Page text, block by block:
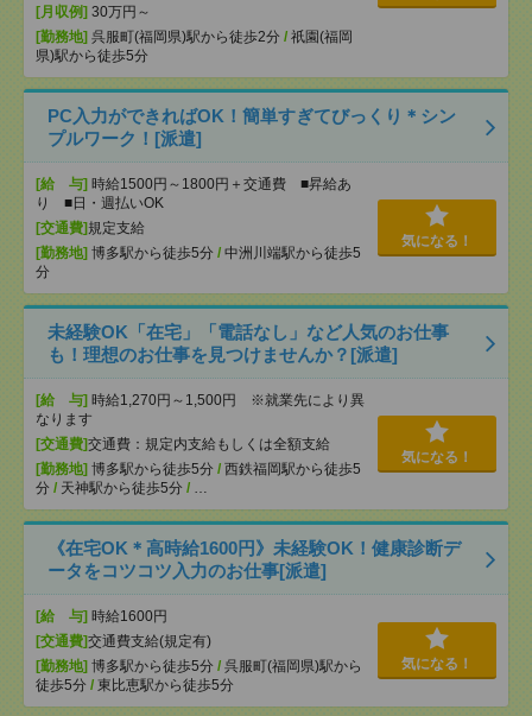
[月収例] 30万円～
[勤務地] 呉服町(福岡県)駅から徒歩2分 / 祇園(福岡
県)駅から徒歩5分
PC入力ができればOK！簡単すぎてびっくり＊シン
プルワーク！[派遣]
[給 与] 時給1500円～1800円＋交通費 ■昇給あ
り ■日・週払いOK
[交通費] 規定支給
[勤務地] 博多駅から徒歩5分 / 中洲川端駅から徒歩5
分
気になる！
未経験OK「在宅」「電話なし」など人気のお仕事
も！理想のお仕事を見つけませんか？[派遣]
[給 与] 時給1,270円～1,500円 ※就業先により異
なります
[交通費]交通費：規定内支給もしくは全額支給
[勤務地] 博多駅から徒歩5分 / 西鉄福岡駅から徒歩5
分 / 天神駅から徒歩5分 / …
気になる！
《在宅OK＊高時給1600円》未経験OK！健康診断デ
ータをコツコツ入力のお仕事[派遣]
[給 与] 時給1600円
[交通費]交通費支給(規定有)
[勤務地] 博多駅から徒歩5分 / 呉服町(福岡県)駅から
徒歩5分 / 東比恵駅から徒歩5分
気になる！